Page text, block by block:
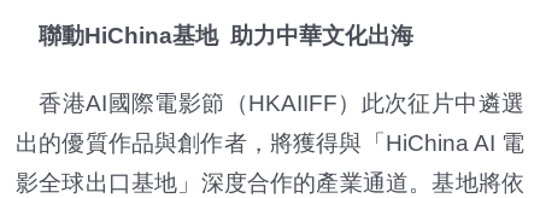
聯動HiChina基地 助力中華文化出海
香港AI國際電影節（HKAIIFF）此次征片中遴選
出的優質作品與創作者，將獲得與「HiChina AI 電
影全球出口基地」深度合作的產業通道。基地將依